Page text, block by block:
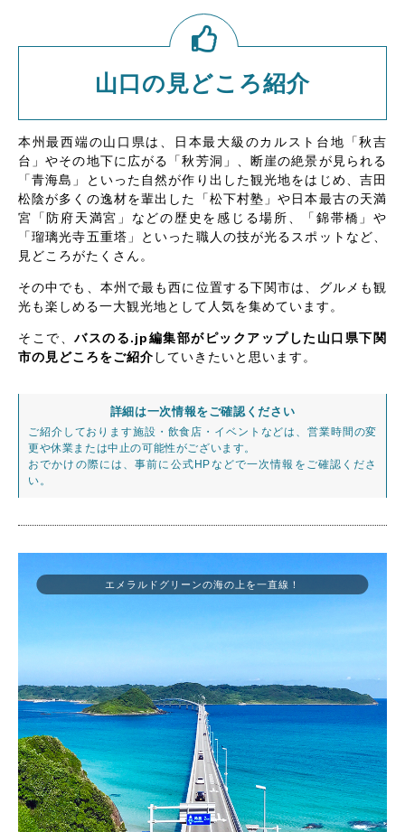
山口の見どころ紹介
本州最西端の山口県は、日本最大級のカルスト台地「秋吉
台」やその地下に広がる「秋芳洞」、断崖の絶景が見られる
「青海島」といった自然が作り出した観光地をはじめ、吉田
松陰が多くの逸材を輩出した「松下村塾」や日本最古の天満
宮「防府天満宮」などの歴史を感じる場所、「錦帯橋」や
「瑠璃光寺五重塔」といった職人の技が光るスポットなど、
見どころがたくさん。
その中でも、本州で最も西に位置する下関市は、グルメも観
光も楽しめる一大観光地として人気を集めています。
そこで、バスのる.jp編集部がピックアップした山口県下関
市の見どころをご紹介 していきたいと思います。
詳細は一次情報をご確認ください
ご紹介しております施設・飲食店・イベントなどは、営業時間の変
更や休業または中止の可能性がございます。
おでかけの際には、事前に公式HPなどで一次情報をご確認くださ
い。
エメラルドグリーンの海の上を一直線！